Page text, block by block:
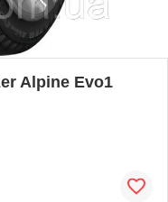
Alpine Evo1